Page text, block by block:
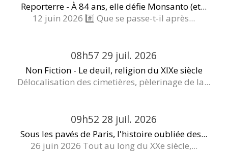
Reporterre - À 84 ans, elle défie Monsanto (et...
12 juin 2026 #️⃣ Que se passe-t-il après...
08h57 29 juil. 2026
Non Fiction - Le deuil, religion du XIXe siècle
Délocalisation des cimetières, pèlerinage de la...
09h52 28 juil. 2026
Sous les pavés de Paris, l'histoire oubliée des...
26 juin 2026 Tout au long du XXe siècle,...